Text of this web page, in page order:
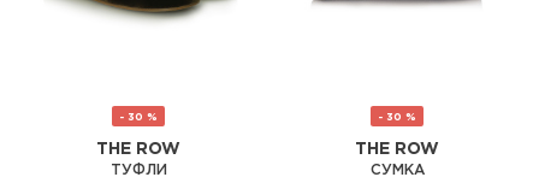
- 30 %
THE ROW
ТУФЛИ
- 30 %
THE ROW
СУМКА